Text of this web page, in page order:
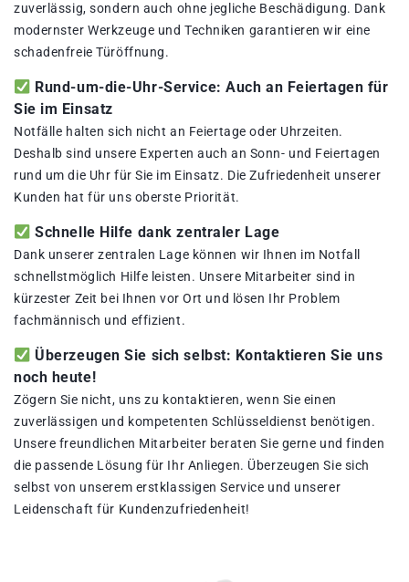
zuverlässig, sondern auch ohne jegliche Beschädigung. Dank
modernster Werkzeuge und Techniken garantieren wir eine
schadenfreie Türöffnung.
Rund-um-die-Uhr-Service: Auch an Feiertagen für
Sie im Einsatz
Notfälle halten sich nicht an Feiertage oder Uhrzeiten.
Deshalb sind unsere Experten auch an Sonn- und Feiertagen
rund um die Uhr für Sie im Einsatz. Die Zufriedenheit unserer
Kunden hat für uns oberste Priorität.
Schnelle Hilfe dank zentraler Lage
Dank unserer zentralen Lage können wir Ihnen im Notfall
schnellstmöglich Hilfe leisten. Unsere Mitarbeiter sind in
kürzester Zeit bei Ihnen vor Ort und lösen Ihr Problem
fachmännisch und effizient.
Überzeugen Sie sich selbst: Kontaktieren Sie uns
noch heute!
Zögern Sie nicht, uns zu kontaktieren, wenn Sie einen
zuverlässigen und kompetenten Schlüsseldienst benötigen.
Unsere freundlichen Mitarbeiter beraten Sie gerne und finden
die passende Lösung für Ihr Anliegen. Überzeugen Sie sich
selbst von unserem erstklassigen Service und unserer
Leidenschaft für Kundenzufriedenheit!